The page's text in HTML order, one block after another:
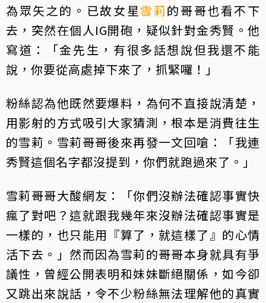
為眾矢之的。已故女星雪莉的哥哥也看不下
去，突然在個人IG開砲，疑似針對金秀賢。他
寫道：「金先生，有很多話想說但我還不能
說，你要從高處掉下來了，抓緊囉！」
粉絲認為他既然要爆料，為何不直接說清楚，
用影射的方式吸引大家猜測，根本是消費往生
的雪莉。雪莉哥哥後來再發一文回嗆：「我連
秀賢這個名字都沒提到，你們就跑過來了。」
雪莉哥哥大酸網友：「你們沒辦法確認事實快
瘋了對吧？這就跟我幾年來沒辦法確認事實是
一樣的，也只能用『算了，就這樣了』的心情
活下去。」然而因為雪莉的哥哥本身就具有爭
議性，曾經公開表明和妹妹斷絕關係，如今卻
又跳出來說話，令不少粉絲無法理解他的真實